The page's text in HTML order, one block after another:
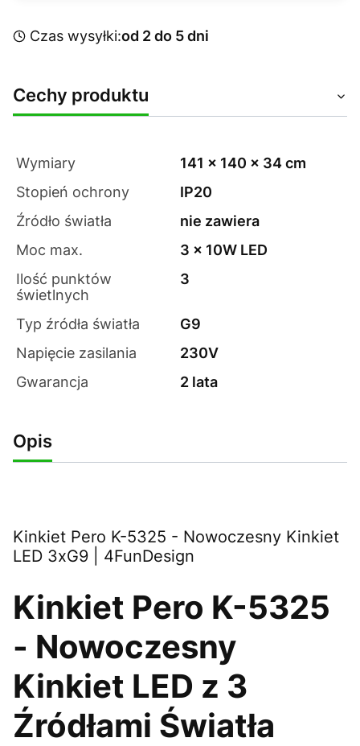
Czas wysyłki:od 2 do 5 dni
Cechy produktu
Wymiary
141 x 140 x 34 cm
Stopień ochrony
IP20
Źródło światła
nie zawiera
Moc max.
3 x 10W LED
Ilość punktów
świetlnych
3
Typ źródła światła
G9
Napięcie zasilania
230V
Gwarancja
2 lata
Opis
Kinkiet Pero K-5325 - Nowoczesny Kinkiet
LED 3xG9 | 4FunDesign
Kinkiet Pero K-5325
- Nowoczesny
Kinkiet LED z 3
Źródłami Światła